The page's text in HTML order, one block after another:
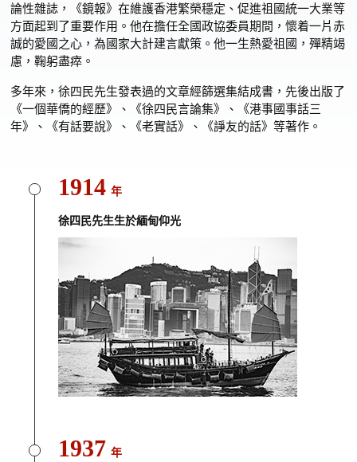
論性雜誌，《鏡報》在維護香港繁榮穩定、促進祖國統一大業等
方面起到了重要作用。他在擔任全國政協委員期間，懷着一片赤
誠的愛國之心，為國家大計建言獻策。他一生熱愛祖國，殫精竭
慮，鞠躬盡瘁。
多年來，徐四民先生發表過的文章經篩選集結成書，先後出版了
《一個華僑的經歷》、《徐四民言論集》、《港事國事話三
年》、《有話要說》、《老實話》、《諍友的話》等著作。
1914 年
徐四民先生生於緬甸仰光
1937 年